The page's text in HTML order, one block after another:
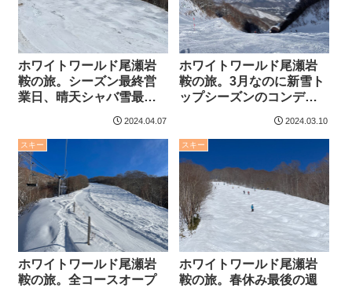
ホワイトワールド尾瀬岩
鞍の旅。シーズン最終営
業日、晴天シャバ雪最
狭いところがあった件。
2024.04.07
ホワイトワールド尾瀬岩
鞍の旅。3月なのに新雪ト
ップシーズンのコンディ
2024.03.10
スキー
ホワイトワールド尾瀬岩
鞍の旅。全コースオープ
スキー
ホワイトワールド尾瀬岩
鞍の旅。春休み最後の週